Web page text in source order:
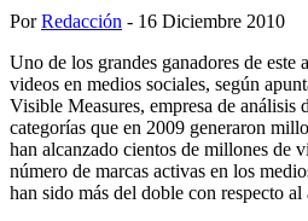
PorRedacción - 16 Diciembre 2010
Uno de los grandes ganadores de
videos en medios sociales, según
Visible Measures, empresa de análisis
categorías que en 2009 generaron
han alcanzado cientos de millones de
número de marcas activas en los
han sido más del doble con respecto al